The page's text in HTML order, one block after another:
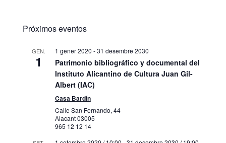
Próximos eventos
GEN.
1
1 gener 2020 -31 desembre 2030
Patrimonio bibliográfico y documental del
Instituto Alicantino de Cultura Juan Gil-
Albert (IAC)
Casa Bardín
Calle San Fernando, 44
Alacant03005
965 12 12 14